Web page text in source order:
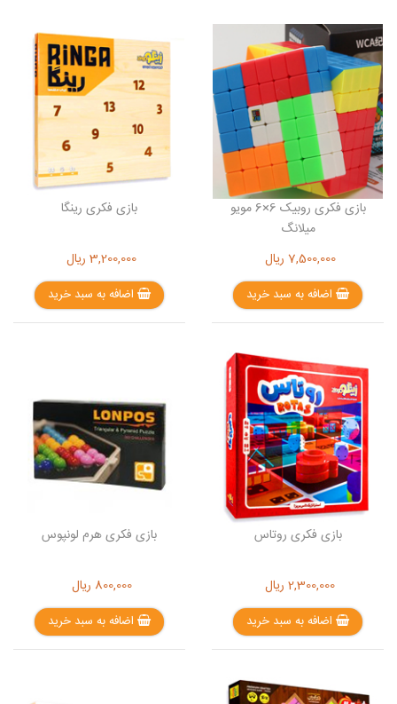
بازی فکری روبیک 6×6 مویو
میلانگ
7,500,000 ریال
اضافه به سبد خرید
بازی فکری رینگا
3,200,000 ریال
اضافه به سبد خرید
بازی فکری روتاس
2,300,000 ریال
اضافه به سبد خرید
بازی فکری هرم لونپوس
800,000 ریال
اضافه به سبد خرید